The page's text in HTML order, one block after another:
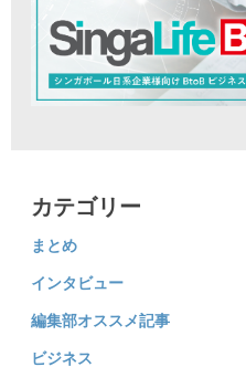
カテゴリー
まとめ
インタビュー
編集部オススメ記事
ビジネス